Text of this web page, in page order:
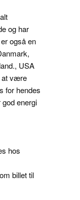
og har
også en
USA
at være
for hendes
energi
hos
billet til